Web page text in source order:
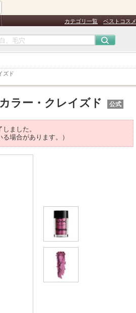
ズド
カテゴリ一覧 ベストコスメ
ラー・クレイズド 公式
ました。
場合があります。）